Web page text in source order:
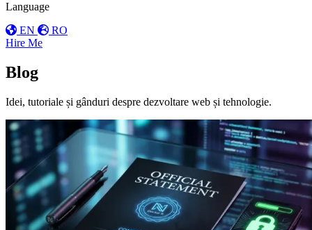
Language
EN
RO
Hire Me
Blog
Idei, tutoriale și gânduri despre dezvoltare web și tehnologie.